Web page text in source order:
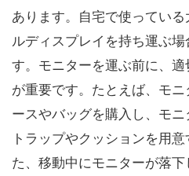
あります。自宅で使ってい
ルディスプレイを持ち運ぶ
す。モニターを運ぶ前に、
が重要です。たとえば、モ
ースやバッグを購入し、モ
トラップやクッションを用
た、移動中にモニターが落